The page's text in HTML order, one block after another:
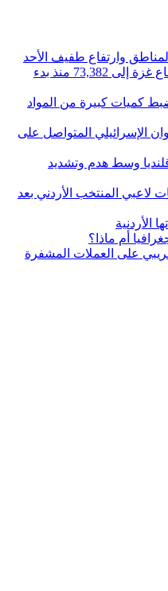
وارتفاع طفيف الأحد
ارتفاع حصيلة الشهداء في قطاع غزة إلى 73,382 منذ بدء
كميات كبيرة من المواد
الإسرائيلي المتواصل على
وسط هدم وتشديد
لاعبي المنتخب الأردني بعد
الأردنية
أم ماذا؟
على العملات المشفرة